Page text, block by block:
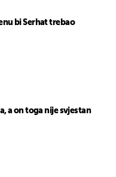
bi Serhat trebao
a on toga nije svjestan